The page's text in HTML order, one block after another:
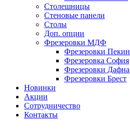
Столешницы
Стеновые панели
Столы
Доп. опции
Фрезеровки МДФ
Фрезеровки Пекин
Фрезеровка София
Фрезеровки Дафна
Фрезеровки Брест
Новинки
Акции
Сотрудничество
Контакты